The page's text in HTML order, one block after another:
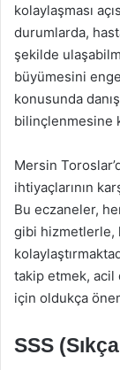
kolaylaşması
durumlarda,
şekilde
büyümesini
konusunda
bilinçlenmesine
Mersin
ihtiyaçlarının
Bu eczaneler,
gibi hizmetlerle,
takip etmek, acil
için oldukça
SSS